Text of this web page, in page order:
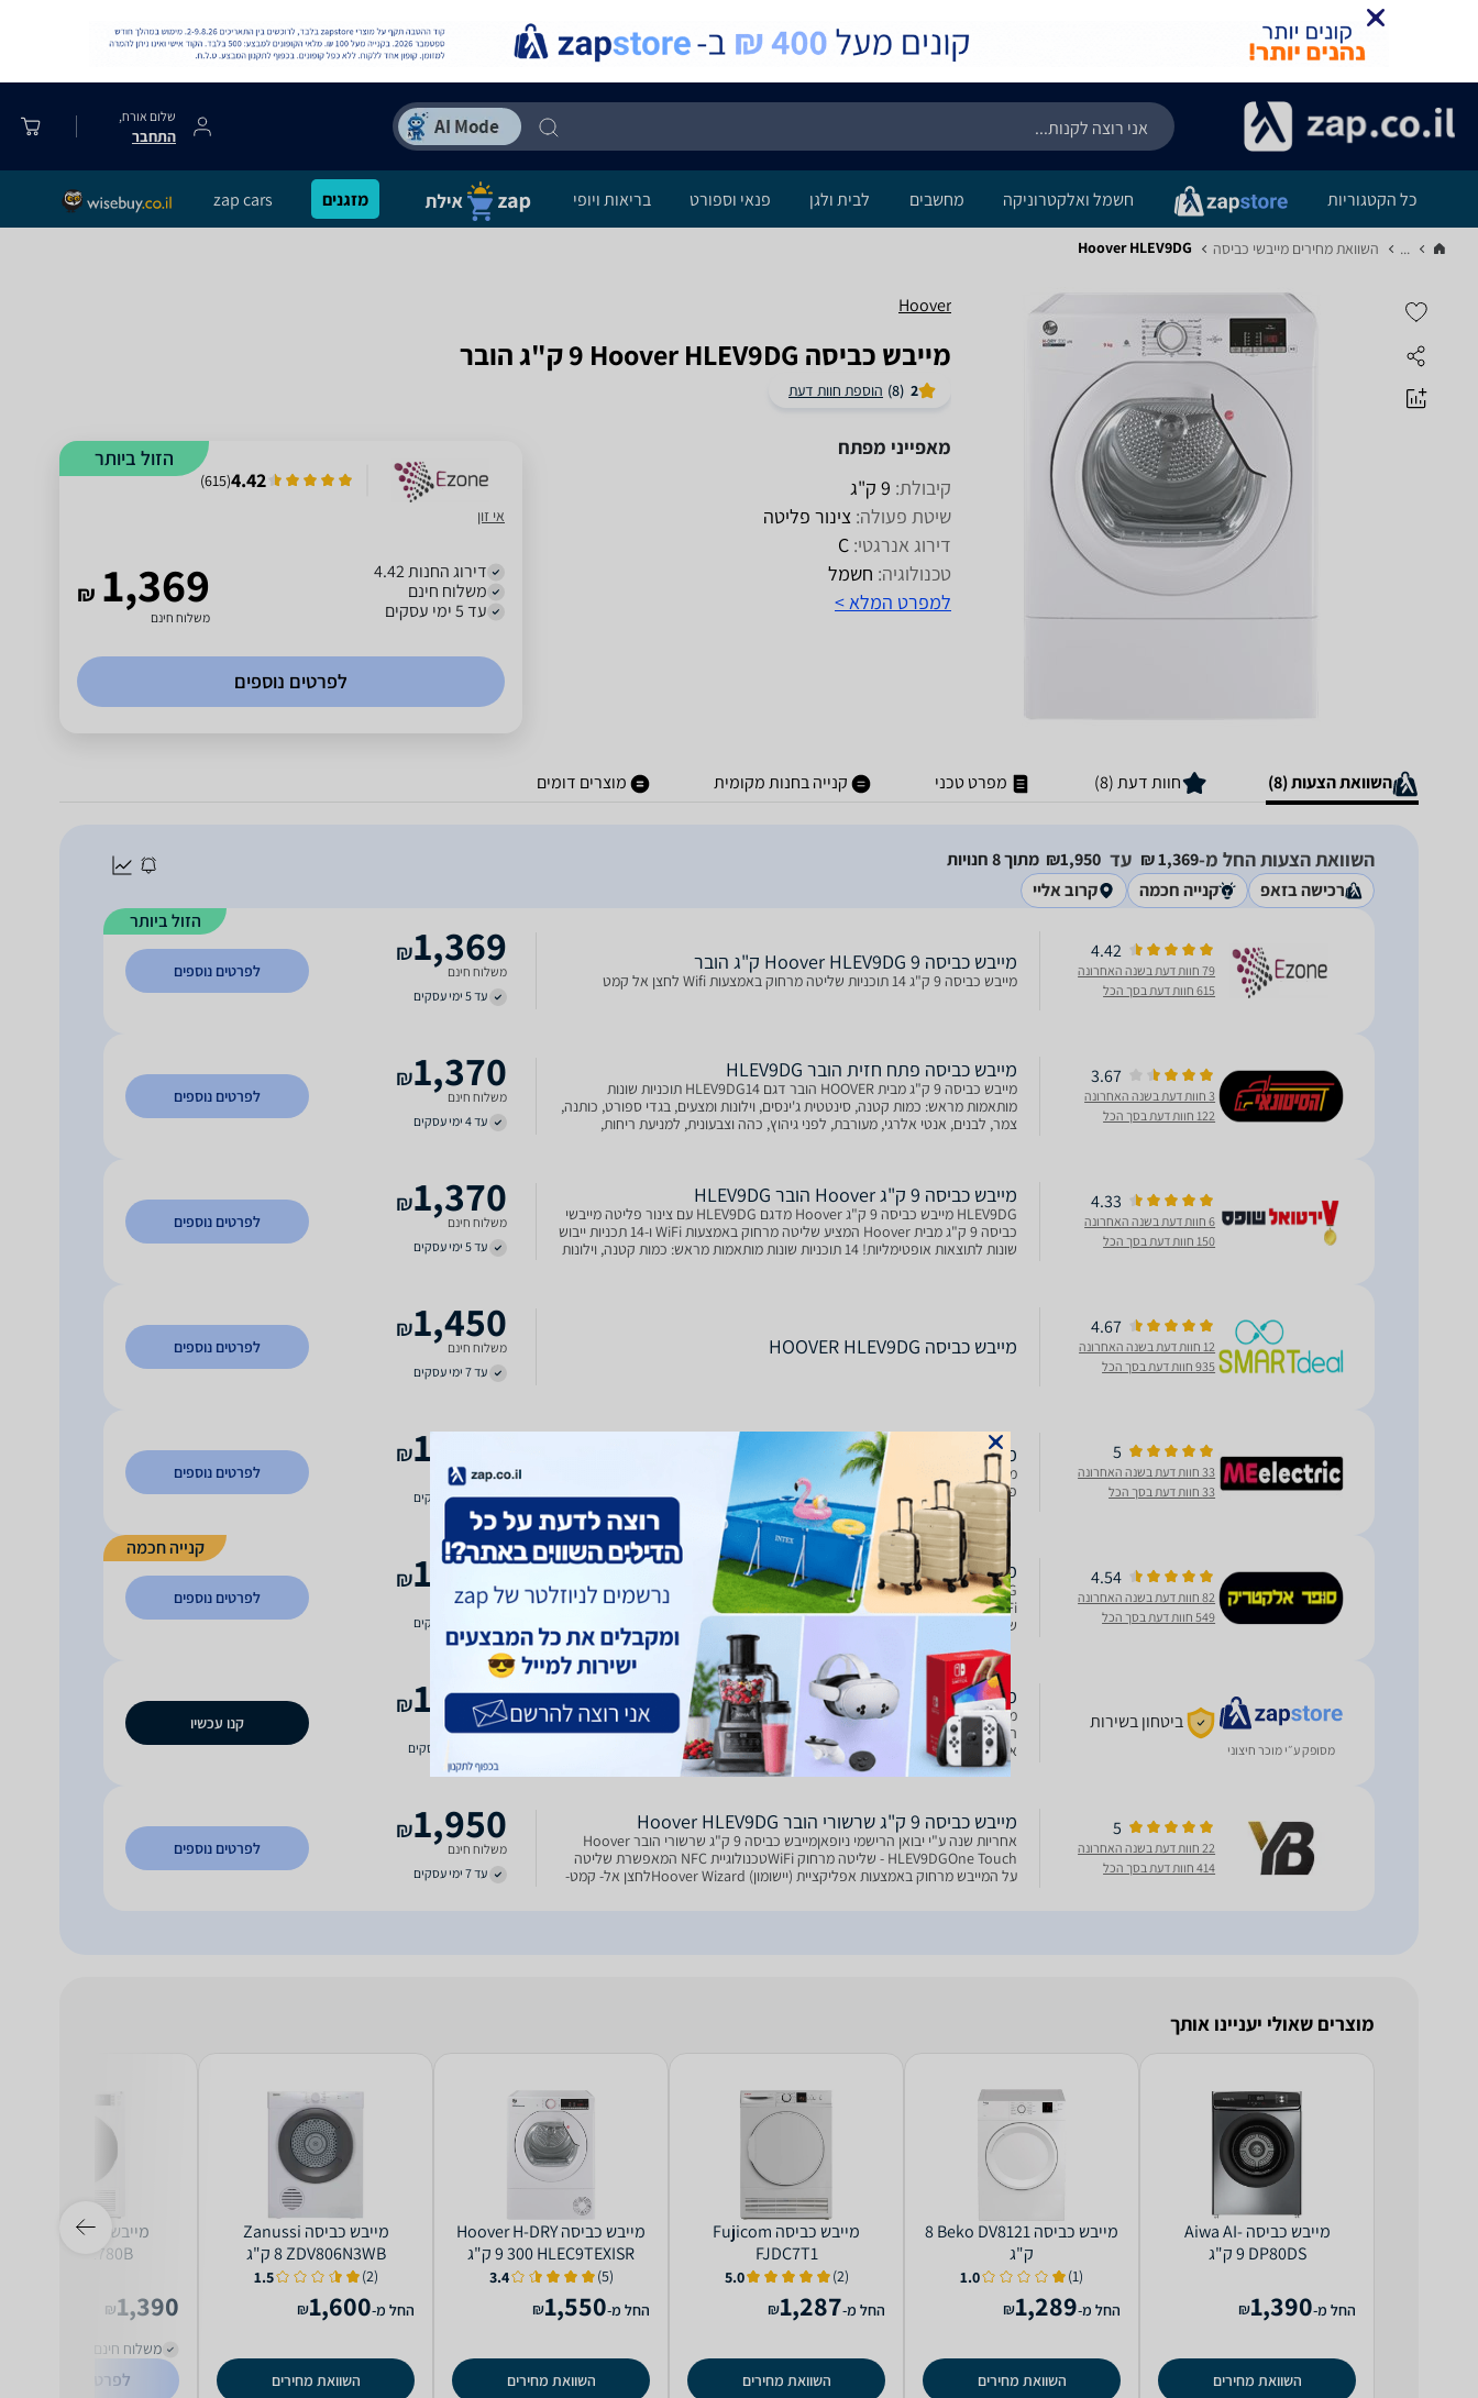
שלום אורח,
התחבר
כל הקטגוריות חשמל ואלקטרוניקה מחשבים לבית ולגן פנאי וספורט בריאות ויופי מזגנים zap cars
... השוואת מחירים מייבשי כביסה‏ Hoover HLEV9DG
Hoover
מייבש כביסה Hoover HLEV9DG ‏9 ‏ק"ג הובר
2
(8) הוספת חוות דעת
מאפייני מפתח
קיבולת: 9 ק"ג
שיטת פעולה: צינור פליטה
דירוג אנרגטי: C
טכנולוגיה: חשמל
למפרט המלא >
הזול ביותר
4.42
(
615
)
אי זון
דירוג החנות 4.42
משלוח חינם
עד 5 ימי עסקים
₪ 1,369
משלוח חינם
לפרטים נוספים
השוואת הצעות (8) חוות דעת (8) מפרט טכני קנייה בחנות מקומית מוצרים דומים
השוואת הצעות החל מ-1,369‏ ₪ עד 1,950‏₪
מתוך 8 חנויות
רכישה בזאפ
קנייה חכמה
קרוב אליי
הזול ביותר
4.42
79 חוות דעת בשנה האחרונה
615 חוות דעת בסך הכל
מייבש כביסה Hoover HLEV9DG 9 ק"ג הובר
מייבש כביסה 9 ק"ג 14 תוכניות שליטה מרחוק באמצעות Wifi לחצן אל קמט
1,369
₪
משלוח חינם
עד 5 ימי עסקים
לפרטים נוספים
3.67
3 חוות דעת בשנה האחרונה
122 חוות דעת בסך הכל
מייבש כביסה פתח חזית הובר HLEV9DG
מייבש כביסה 9 ק"ג מבית HOOVER הובר דגם HLEV9DG14 תוכניות שונות
מותאמות מראש: כמות קטנה, סינטטית ג'ינסים, וילונות ומצעים, בגדי ספורט, כותנה,
צמר, לבנים, אנטי אלרגי, מעורבת, לפני גיהוץ, כהה וצבעונית, למניעת ריחות,
1,370
₪
משלוח חינם
עד 4 ימי עסקים
לפרטים נוספים
4.33
6 חוות דעת בשנה האחרונה
150 חוות דעת בסך הכל
מייבש כביסה 9 ק"ג Hoover הובר HLEV9DG
HLEV9DG מייבש כביסה 9 ק"ג Hoover מדגם HLEV9DG עם צינור פליטה מייבשי
כביסה 9 ק"ג מבית Hoover המציע שליטה מרחוק באמצעות WiFi ו-14 תכניות ייבוש
שונות לתוצאות אופטימליות! 14 תוכניות שונות מותאמות מראש: כמות קטנה, וילונות
1,370
₪
משלוח חינם
עד 5 ימי עסקים
לפרטים נוספים
4.67
12 חוות דעת בשנה האחרונה
935 חוות דעת בסך הכל
מייבש כביסה HOOVER HLEV9DG 1,450
₪
משלוח חינם
עד 7 ימי עסקים
לפרטים נוספים
5
33 חוות דעת בשנה האחרונה
33 חוות דעת בסך הכל
מייבש כביסה ‏9 ‏ק''ג הובר Hoover HLEV9DG
מייבש כביסה ‏9 ‏ק''ג הובר Hoover HLEV9DG 4 דרגות ייבוש שונות מייבש עם צינור
פליטה לחצן אל קמט למניעת קמטים 14 תוכניות שונות מותאמות מראש
1,590
₪
משלוח חינם
עד 7 ימי עסקים
לפרטים נוספים
קנייה חכמה
4.54
82 חוות דעת בשנה האחרונה
549 חוות דעת בסך הכל
מייבש כביסה 9 ק''ג הובר Hoover WiFi HLEV9DG
HLEV9DG מייבשי כביסה 9 ק''ג מבית Hoover המציע שליטה מרחוק באמצעות
WiFi ו-14 תכניות ייבוש שונות לתוצאות אופטימליות! טכנולוגיית NFC המאפשרת
שליטה על המייבש מרחוק באמצעות אפליקציית (יישומון) Wizard Hoover 14
תוכניות שונות מותאמות מראש // קיבולת: עד 9 ק''ג ת
1,590
₪
משלוח חינם
לפרטים נוספים
מסופק ע״י מוכר חיצוני
ביטחון בשירות
מייבש כביסה Hoover HLEV9DG ‏9 ‏ק"ג הובר
מייבש כביסה 9 ק"ג מדגם HLEV9DG של Hoover המציעה 14 תוכניות ייבוש
המותאמות למבחר סוגי בגדים ורמות לכלוך ב-4 דרגות ייבוש שונות, לחצן אל-קמט,
אופציית השהיית פעולה ועוד מגוון פונקציות מתקדמות הנשלטות באמצעות תצוגה
דיגיטלית ידידותית ואפליקציית One Touch לשליט
1,690
₪
משלוח חינם
קנו עכשיו
5
22 חוות דעת בשנה האחרונה
414 חוות דעת בסך הכל
מייבש כביסה 9 ק"ג שרשורי הובר Hoover HLEV9DG
אחריות שנה ע"י יבואן הרישמי ניופאןמייבש כביסה 9 ק"ג שרשורי הובר Hoover
HLEV9DGOne Touch - שליטה מרחוק WiFiטכנולוגיית NFC המאפשרת שליטה
על המייבש מרחוק באמצעות אפליקציית (יישומון) Hoover Wizardלחצן אל- קמט-
1,950
₪
משלוח חינם
עד 7 ימי עסקים
לפרטים נוספים
מוצרים שאולי יעניינו אותך
מייבש כביסה Aiwa AI-
DP80DS ‏9 ‏ק"ג
החל מ-1,390
₪
השוואת מחירים
מייבש כביסה Beko DV8121 ‏8
‏ק"ג
(1)
1.0
החל מ-1,289
₪
השוואת מחירים
מייבש כביסה Fujicom
FJDC7T1
(2)
5.0
החל מ-1,287
₪
השוואת מחירים
מייבש כביסה Hoover H-DRY
300 HLEC9TEXISR ‏9 ‏ק"ג
(5)
3.4
החל מ-1,550
₪
השוואת מחירים
מייבש כביסה Zanussi
ZDV806N3WB ‏8 ‏ק"ג
(2)
1.5
החל מ-1,600
₪
השוואת מחירים
DR2780B ‏8 ‏ק"ג
1,390
₪
משלוח חינם
לפרטים נוספים